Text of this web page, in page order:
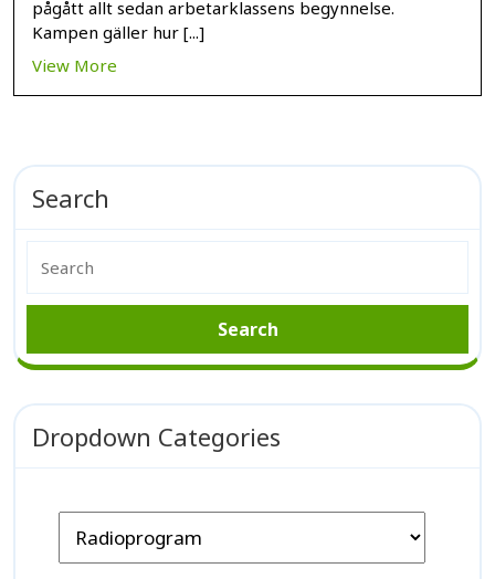
pågått allt sedan arbetarklassens begynnelse.
Kampen gäller hur [...]
View More
Search
Dropdown Categories